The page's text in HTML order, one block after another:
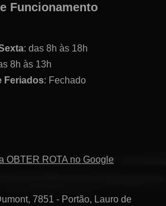
Funcionamento
: das 8h às 18h
8h às 13h
Feriados: Fechado
OBTER ROTA no Google
7851 - Portão, Lauro de